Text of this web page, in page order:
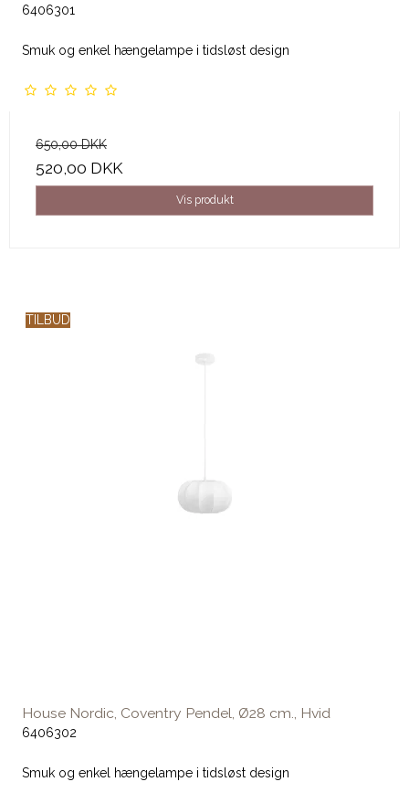
6406301
Smuk og enkel hængelampe i tidsløst design
650,00 DKK
520,00 DKK
Vis produkt
TILBUD
House Nordic, Coventry Pendel, Ø28 cm., Hvid
6406302
Smuk og enkel hængelampe i tidsløst design